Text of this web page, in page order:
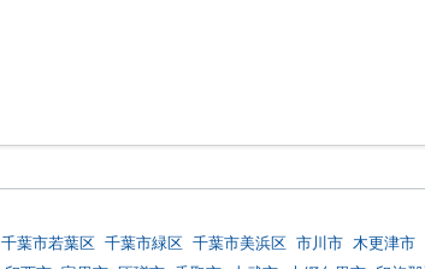
千葉市若葉区 千葉市緑区 千葉市美浜区 市川市 木更津市